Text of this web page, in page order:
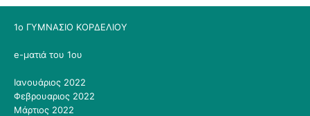
1ο ΓΥΜΝΑΣΙΟ ΚΟΡΔΕΛΙΟΥ
e-ματιά του 1ου
Ιανουάριος 2022
Φεβρουαριος 2022
Μάρτιος 2022